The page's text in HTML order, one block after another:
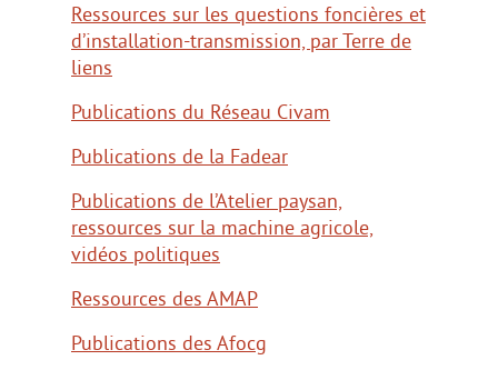
Ressources sur les questions foncières et
d’installation-transmission, par Terre de
liens
Publications du Réseau Civam
Publications de la Fadear
Publications de l’Atelier paysan,
ressources sur la machine agricole,
vidéos politiques
Ressources des AMAP
Publications des Afocg